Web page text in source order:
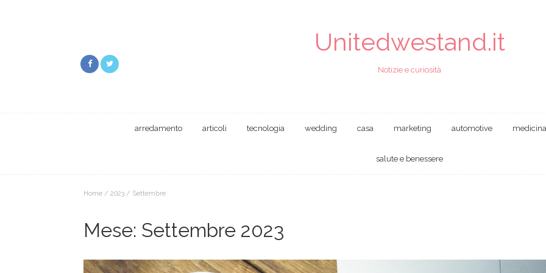
Unitedwestand.it
Notizie e curiosità
arredamento articoli tecnologia wedding casa marketing automotive medicina
salute e benessere
Home / 2023 / Settembre
Mese: Settembre 2023